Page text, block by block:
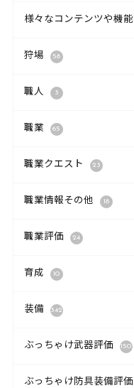
様々なコンテンツや機能
狩場 58
職人 3
職業 65
職業クエスト 23
職業情報その他 18
職業評価 24
育成 10
装備 342
ぶっちゃけ武器評価 150
ぶっちゃけ防具装備評価